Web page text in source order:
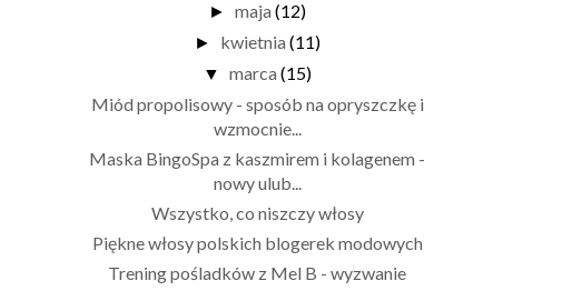
► maja (12)
► kwietnia (11)
▼ marca (15)
Miód propolisowy - sposób na opryszczkę i
wzmocnie...
Maska BingoSpa z kaszmirem i kolagenem -
nowy ulub...
Wszystko, co niszczy włosy
Piękne włosy polskich blogerek modowych
Trening pośladków z Mel B - wyzwanie